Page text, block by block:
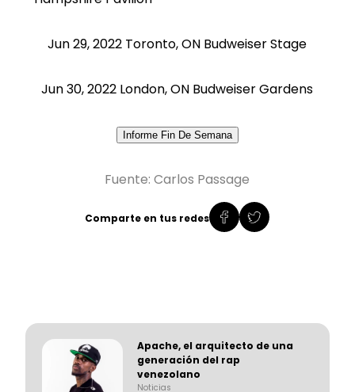
Apache, el arquitecto de una
generación del rap
venezolano
Noticias
Jun 29, 2022 Toronto, ON Budweiser Stage
Jun 30, 2022 London, ON Budweiser Gardens
Fuente: Carlos Passage
Comparte en tus redes